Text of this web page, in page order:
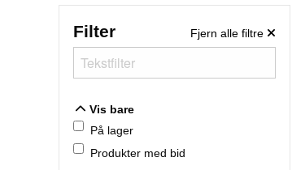
Filter Fjern alle filtre
Vis bare
På lager
Produkter med bid